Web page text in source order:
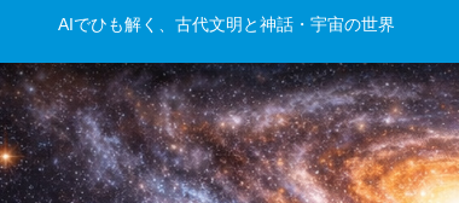
AIでひも解く、古代文明と神話・宇宙の世界